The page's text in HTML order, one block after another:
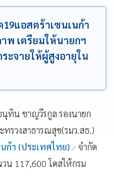
แอสตร้าเซนเนก้า
พ เตรียมให้นายกฯ
ะจายให้ผู้สูงอายุใน
ทิน ชาญวีรกูล รองนายก
ทรวงสาธารณสุข(รมว.สธ.)
ก้า (ประเทศไทย) จำกัด
วน 117,600 โดสให้กรม